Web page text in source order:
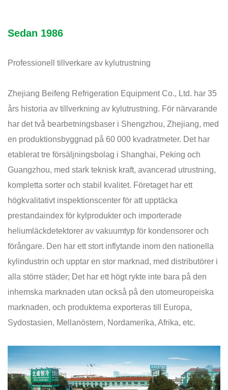
Sedan 1986
Professionell tillverkare av kylutrustning
Zhejiang Beifeng Refrigeration Equipment Co., Ltd. har 35
års historia av tillverkning av kylutrustning. För närvarande
har det två bearbetningsbaser i Shengzhou, Zhejiang, med
en produktionsbyggnad på 60 000 kvadratmeter. Det har
etablerat tre försäljningsbolag i Shanghai, Peking och
Guangzhou, med stark teknisk kraft, avancerad utrustning,
kompletta sorter och stabil kvalitet. Företaget har ett
högkvalitativt inspektionscenter för att upptäcka
prestandaindex för kylprodukter och importerade
heliumläckdetektorer av vakuumtyp för kondensorer och
förångare. Den har ett stort inflytande inom den nationella
kylindustrin och upptar en stor marknad, med distributörer i
alla större städer; Det har ett högt rykte inte bara på den
inhemska marknaden utan också på den utomeuropeiska
marknaden, och produkterna exporteras till Europa,
Sydostasien, Mellanöstern, Nordamerika, Afrika, etc.